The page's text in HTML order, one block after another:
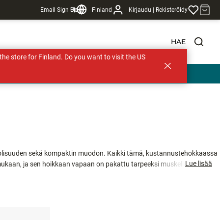
Email Sign UpBlogi Finland Kirjaudu | Rekisteröidy
HAE
sekä kompaktin muodon. Kaikki tämä, kustannustehokkaassa
ja sen hoikkaan vapaan on pakattu tarpeeksi muskeliaLue lisää
store for Finland. Do you want to visit the US